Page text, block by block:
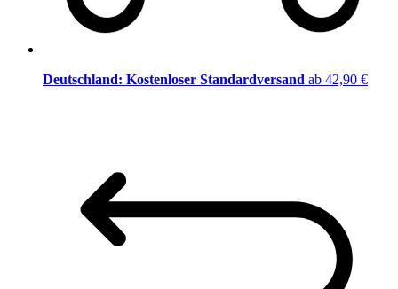
Deutschland: Kostenloser Standardversand ab 42,90 €